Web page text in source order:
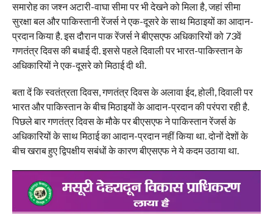
समारोह का जश्‍न अटारी-वाघा सीमा पर भी देखने को म‍िला है, जहां सीमा
सुरक्षा बल और पाकिस्तानी रेंजर्स ने एक-दूसरे के साथ मिठाइयों का आदान-
प्रदान किया है. इस दौरान पाक रेंजर्स ने बीएसएफ अधिकारियों को 73वें
गणतंत्र दिवस की बधाई दी. इससे पहले दिवाली पर भारत-पाकिस्तान के
अधिकारियों ने एक-दूसरे को मिठाई दी थी.
बता दें कि स्वतंत्रता दिवस, गणतंत्र दिवस के अलावा ईद, होली, दिवाली पर
भारत और पाकिस्तान के बीच मिठाइयों के आदान-प्रदान की परंपरा रही है.
पिछले बार गणतंत्र दिवस के मौके पर बीएसएफ ने पाकिस्तान रेंजर्स के
अधिकारियों के साथ मिठाई का आदान-प्रदान नहीं किया था. दोनों देशों के
बीच खराब हुए द्विपक्षीय सबंधों के कारण बीएसएफ ने ये कदम उठाया था.